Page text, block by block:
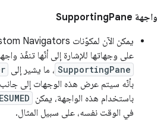
واجهة SupportingPane
على وجهاتها للإشارة إلى أنّها تنفّذ
SupportingPane ، ما يشير إلى
بأنّه سيتم عرض هذه الوجهات إلى جانب
باستخدام هذه الواجهة، يمكن
في الوقت نفسه، على سبيل المثال.